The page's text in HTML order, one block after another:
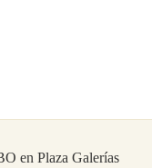
en Plaza Galerías